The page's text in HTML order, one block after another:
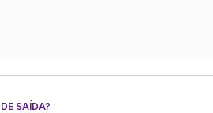
DE SAÍDA?